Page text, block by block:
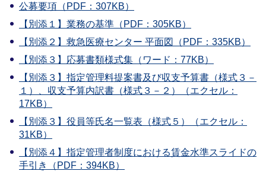
公募要項（PDF：307KB）
【別添１】業務の基準（PDF：305KB）
【別添２】救急医療センター 平面図（PDF：335KB）
【別添３】応募書類様式集（ワード：77KB）
【別添３】指定管理料提案書及び収支予算書（様式３－
１）、収支予算内訳書（様式３－２）（エクセル：
17KB）
【別添３】役員等氏名一覧表（様式５）（エクセル：
31KB）
【別添４】指定管理者制度における賃金水準スライドの
手引き（PDF：394KB）